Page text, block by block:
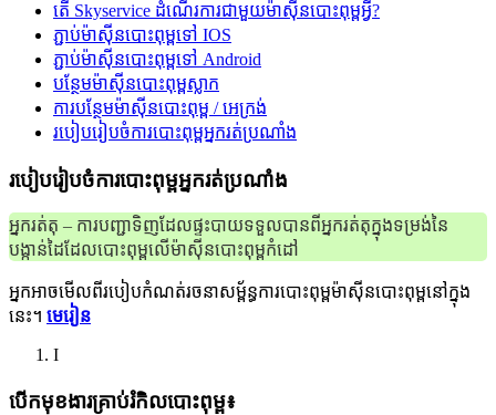
តើ Skyservice ដំណើរការជាមួយម៉ាស៊ីនបោះពុម្ពអ្វី?
ភ្ជាប់ម៉ាស៊ីនបោះពុម្ពទៅ IOS
ភ្ជាប់ម៉ាស៊ីនបោះពុម្ពទៅ Android
បន្ថែមម៉ាស៊ីនបោះពុម្ពស្លាក
ការបន្ថែមម៉ាស៊ីនបោះពុម្ព / អេក្រង់
របៀបរៀបចំការបោះពុម្ពអ្នករត់ប្រណាំង
របៀបរៀបចំការបោះពុម្ពអ្នករត់ប្រណាំង
អ្នករត់តុ – ការបញ្ជាទិញដែលផ្ទះបាយទទួលបានពីអ្នករត់តុក្នុងទម្រង់នៃ
បង្កាន់ដៃដែលបោះពុម្ពលើម៉ាស៊ីនបោះពុម្ពកំដៅ
អ្នកអាចមើលពីរបៀបកំណត់រចនាសម្ព័ន្ធការបោះពុម្ពម៉ាស៊ីនបោះពុម្ពនៅក្នុង
នេះ។ មេរៀន
I
បើកមុខងារគ្រាប់រំកិលបោះពុម្ព៖